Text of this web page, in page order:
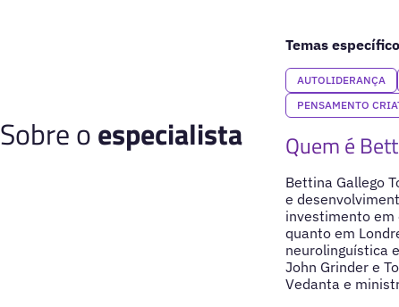
Temas
AUTOLIDERANÇA
PENSAMENTO
Sobre oespecialista Quem é
Bettina Gallego
e
investimento em
quanto em
neurolinguística
John Grinder e
Vedanta e